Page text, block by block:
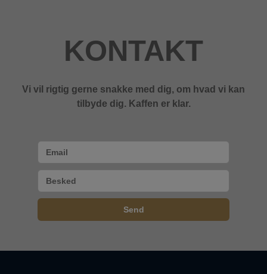
KONTAKT
Vi vil rigtig gerne snakke med dig, om hvad vi kan
tilbyde dig. Kaffen er klar.